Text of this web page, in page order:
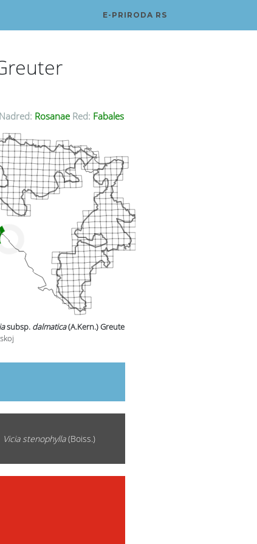
E-PRIRODA RS
Nadred: Rosanae Red: Fabales
subsp. dalmatica(A.Kern.) Greuter
Vicia stenophylla(Boiss.)